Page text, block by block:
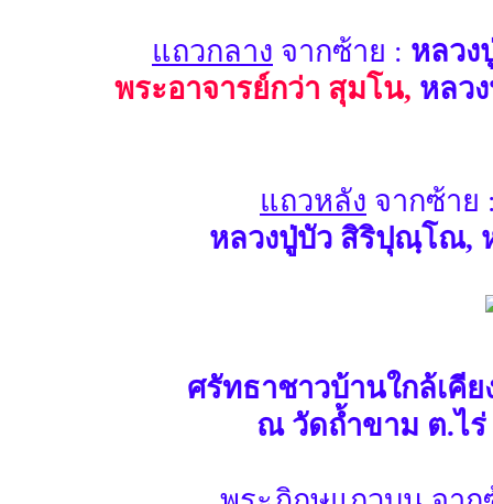
แถวกลาง จากซ้าย : หลวง
พระอาจารย์กว่า สุมโน, หลว
แถวหลัง จากซ้าย
หลวงปู่บัว สิริปุณฺโณ,
ศรัทธาชาวบ้านใกล้เคี
ณ วัดถ้ำขาม ต.ไ